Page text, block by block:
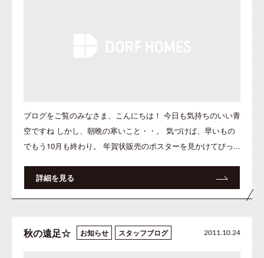
ブログをご覧のみなさま、こんにちは！ 今日も気持ちのいい青
空ですね しかし、朝晩の寒いこと・・。 気づけば、早いもの
でもう10月も終わり。 年賀状販売のポスターを見かけてびっ...
詳細を見る
秋の遠足☆ お知らせ スタッフブログ 2011.10.24